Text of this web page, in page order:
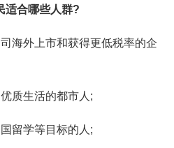
合哪些人群?
海外上市和获得更低税率的企
质生活的都市人;
留学等目标的人;